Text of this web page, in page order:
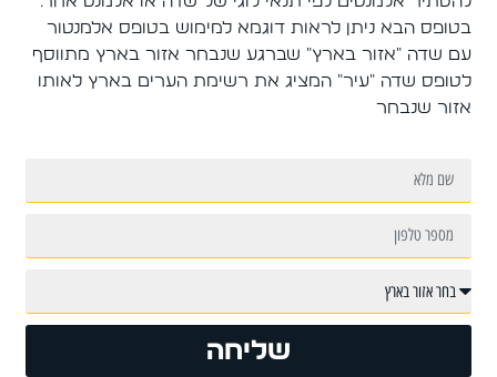
בטופס הבא ניתן לראות דוגמא למימוש בטופס אלמנטור
עם שדה "אזור בארץ" שברגע שנבחר אזור בארץ מתווסף
לטופס שדה "עיר" המציג את רשימת הערים בארץ לאותו
אזור שנבחר
שליחה